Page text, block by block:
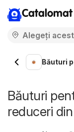
Catalomat
Băuturi
Băuturi
reduceri